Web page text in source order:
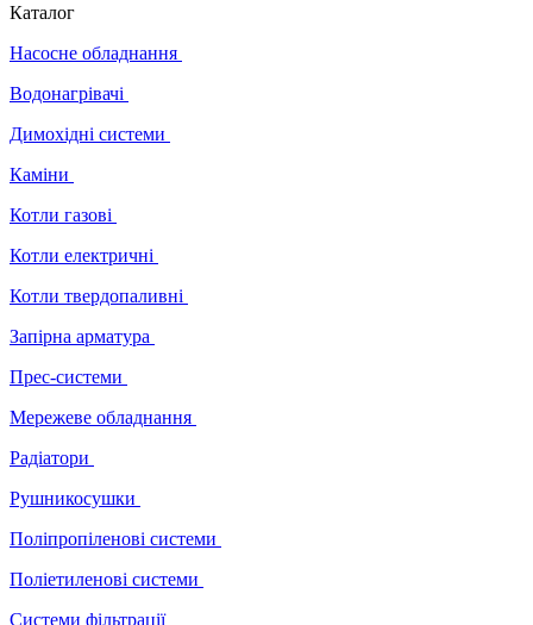
Каталог
Насосне обладнання
Водонагрівачі
Димохідні системи
Каміни
Котли газові
Котли електричні
Котли твердопаливні
Запірна арматура
Прес-системи
Мережеве обладнання
Радіатори
Рушникосушки
Поліпропіленові системи
Поліетиленові системи
Системи фільтрації